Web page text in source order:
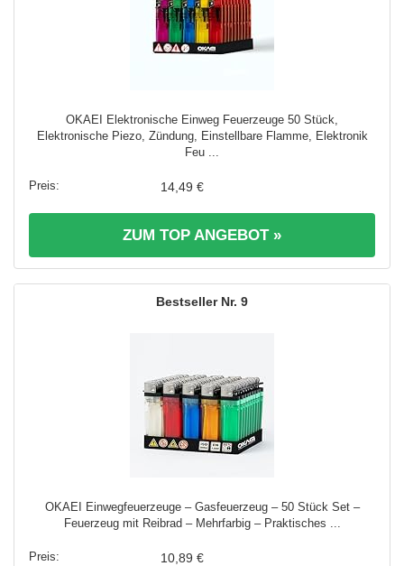
OKAEI Elektronische Einweg Feuerzeuge 50 Stück,
Elektronische Piezo, Zündung, Einstellbare Flamme, Elektronik
Feu ...
14,49 €
ZUM TOP ANGEBOT »
9
OKAEI Einwegfeuerzeuge – Gasfeuerzeug – 50 Stück Set –
Feuerzeug mit Reibrad – Mehrfarbig – Praktisches ...
10,89 €